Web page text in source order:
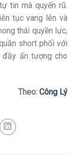
tin mà quyến rũ.
tục vang lên và
thái quyền lực,
short phối với
ấn tượng cho
Theo: Công Lý